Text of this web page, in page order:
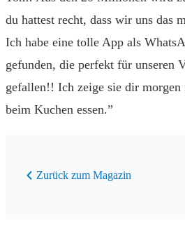
du hattest recht, dass wir uns das
Ich habe eine tolle App als
gefunden, die perfekt für unseren
gefallen!! Ich zeige sie dir morgen
beim Kuchen essen.”
Zurück zum Magazin